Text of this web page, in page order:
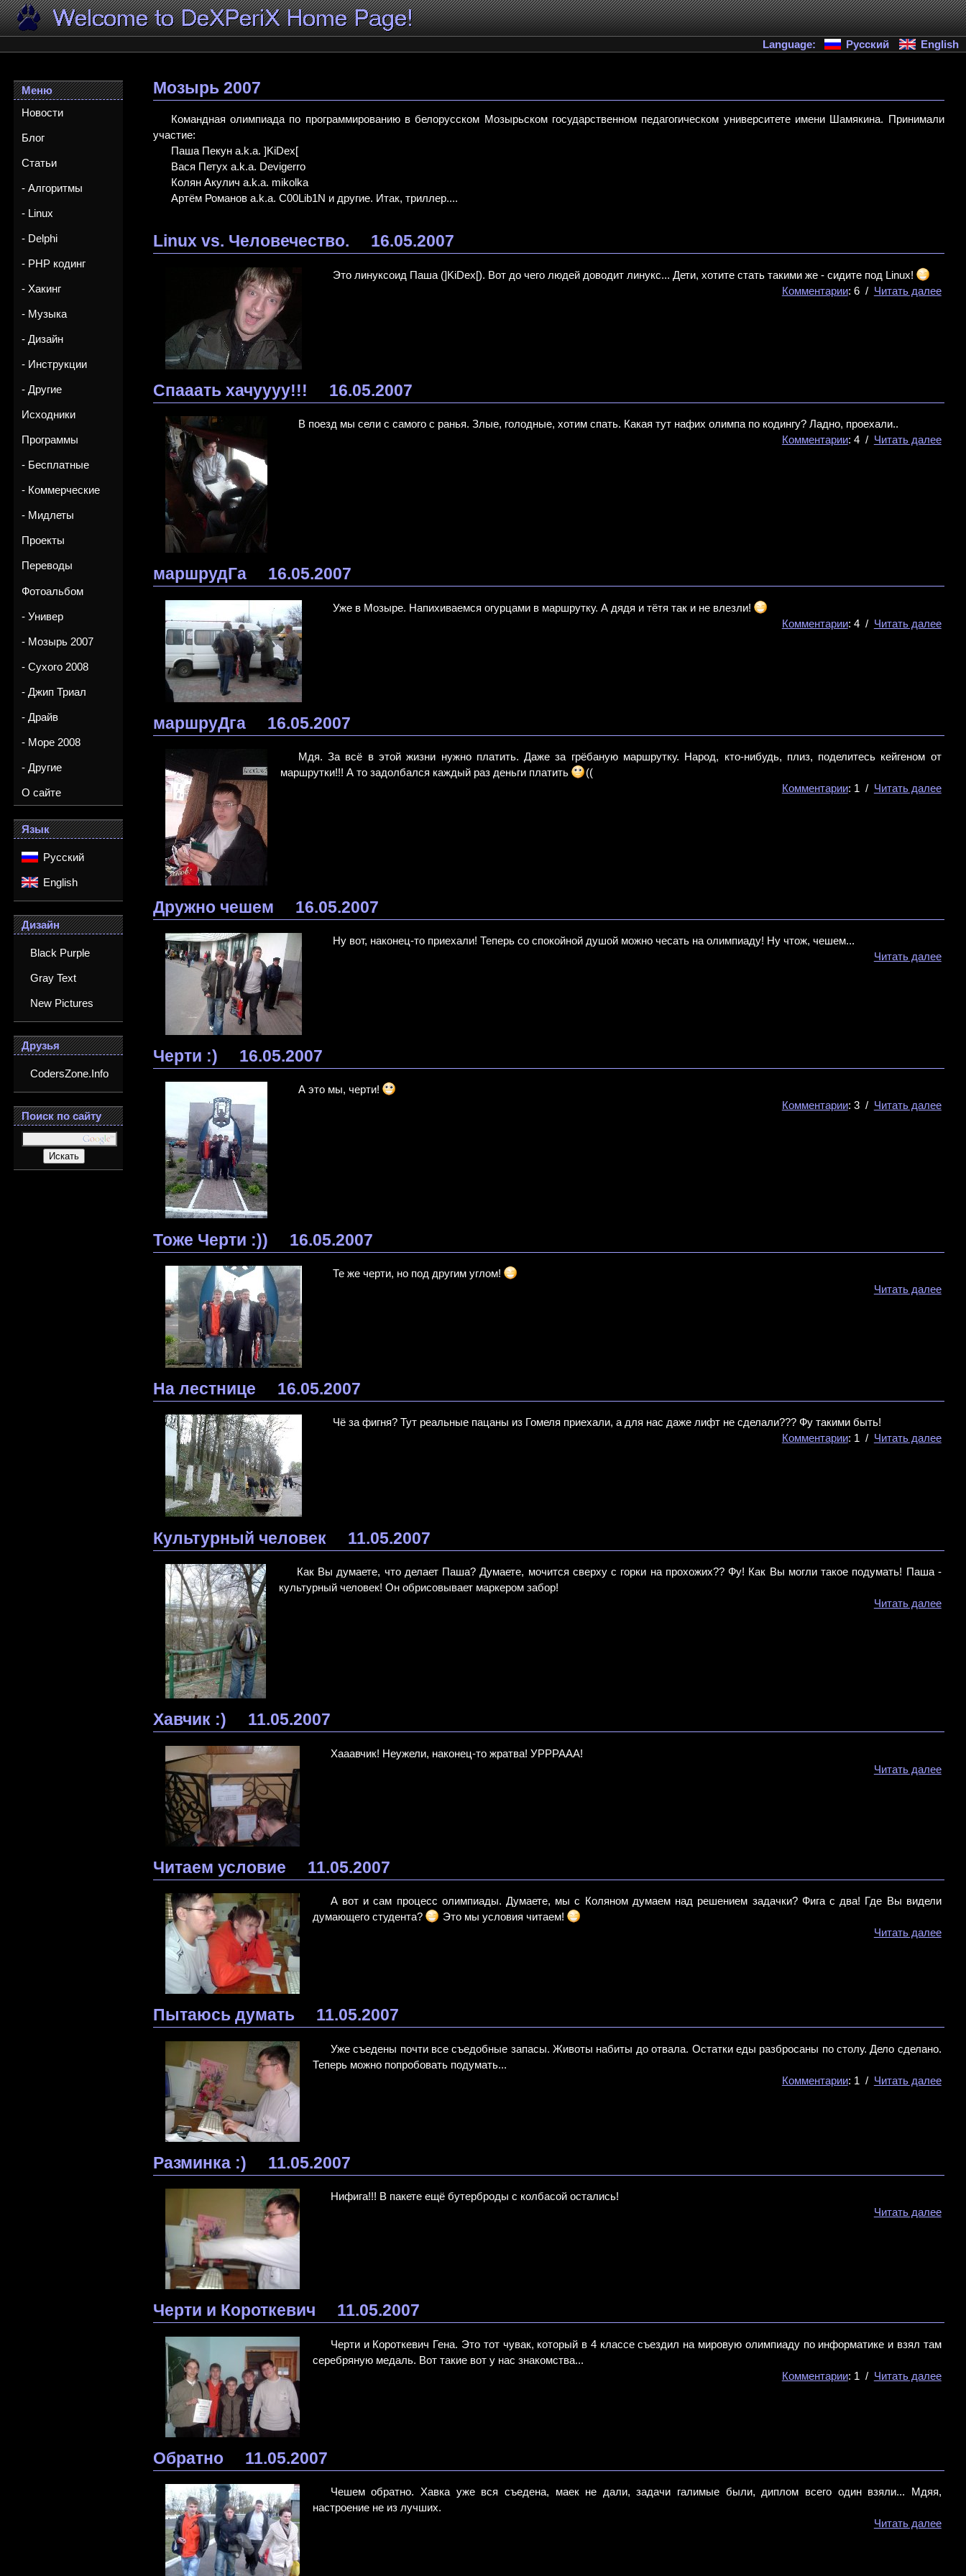
Language: Русский English
Меню
Новости
Блог
Статьи
- Алгоритмы
- Linux
- Delphi
- PHP кодинг
- Хакинг
- Музыка
- Дизайн
- Инструкции
- Другие
Исходники
Программы
- Бесплатные
- Коммерческие
- Мидлеты
Проекты
Переводы
Фотоальбом
- Универ
- Мозырь 2007
- Сухого 2008
- Джип Триал
- Драйв
- Море 2008
- Другие
О сайте
Язык
Русский
English
Дизайн
Black Purple
Gray Text
New Pictures
Друзья
CodersZone.Info
Поиск по сайту
Мозырь 2007
Командная олимпиада по программированию в белорусском Мозырьском государственном педагогическом университете имени Шамякина. Принимали
участие:
Паша Пекун a.k.a. ]KiDex[
Вася Петух a.k.a. Devigerro
Колян Акулич a.k.a. mikolka
Артём Романов a.k.a. C00Lib1N и другие. Итак, триллер....
Linux vs. Человечество. 16.05.2007
Это линуксоид Паша (]KiDex[). Вот до чего людей доводит линукс... Дети, хотите стать такими же - сидите под Linux!
Комментарии: 6 / Читать далее
Спааать хачуууу!!! 16.05.2007
В поезд мы сели с самого с ранья. Злые, голодные, хотим спать. Какая тут нафих олимпа по кодингу? Ладно, проехали..
Комментарии: 4 / Читать далее
маршрудГа 16.05.2007
Уже в Мозыре. Напихиваемся огурцами в маршрутку. А дядя и тётя так и не влезли!
Комментарии: 4 / Читать далее
маршруДга 16.05.2007
Мдя. За всё в этой жизни нужно платить. Даже за грёбаную маршрутку. Народ, кто-нибудь, плиз, поделитесь кейгеном от
маршрутки!!! А то задолбался каждый раз деньги платить
((
Комментарии: 1 / Читать далее
Дружно чешем 16.05.2007
Ну вот, наконец-то приехали! Теперь со спокойной душой можно чесать на олимпиаду! Ну чтож, чешем...
Читать далее
Черти :) 16.05.2007
А это мы, черти!
Комментарии: 3 / Читать далее
Тоже Черти :)) 16.05.2007
Те же черти, но под другим углом!
Читать далее
На лестнице 16.05.2007
Чё за фигня? Тут реальные пацаны из Гомеля приехали, а для нас даже лифт не сделали??? Фу такими быть!
Комментарии: 1 / Читать далее
Культурный человек 11.05.2007
Как Вы думаете, что делает Паша? Думаете, мочится сверху с горки на прохожих?? Фу! Как Вы могли такое подумать! Паша -
культурный человек! Он обрисовывает маркером забор!
Читать далее
Хавчик :) 11.05.2007
Хааавчик! Неужели, наконец-то жратва! УРРРААА!
Читать далее
Читаем условие 11.05.2007
А вот и сам процесс олимпиады. Думаете, мы с Коляном думаем над решением задачки? Фига с два! Где Вы видели
думающего студента?
Это мы условия читаем!
Читать далее
Пытаюсь думать 11.05.2007
Уже съедены почти все съедобные запасы. Животы набиты до отвала. Остатки еды разбросаны по столу. Дело сделано.
Теперь можно попробовать подумать...
Комментарии: 1 / Читать далее
Разминка :) 11.05.2007
Нифига!!! В пакете ещё бутерброды с колбасой остались!
Читать далее
Черти и Короткевич 11.05.2007
Черти и Короткевич Гена. Это тот чувак, который в 4 классе съездил на мировую олимпиаду по информатике и взял там
серебряную медаль. Вот такие вот у нас знакомства...
Комментарии: 1 / Читать далее
Обратно 11.05.2007
Чешем обратно. Хавка уже вся съедена, маек не дали, задачи галимые были, диплом всего один взяли... Мдяя,
настроение не из лучших.
Читать далее